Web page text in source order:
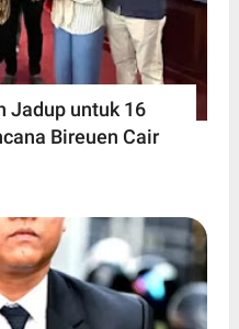
Jadup untuk 16
Bireuen Cair